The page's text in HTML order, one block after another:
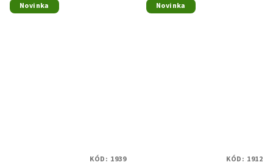
Novinka
KÓD: 1939
Novinka
KÓD: 1912